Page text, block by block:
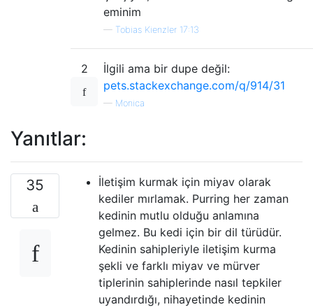
eminim
— Tobias Kienzler 17:13
2
İlgili ama bir dupe değil:
pets.stackexchange.com/q/914/31
— Monica
Yanıtlar:
35
İletişim kurmak için miyav olarak
kediler mırlamak. Purring her zaman
kedinin mutlu olduğu anlamına
gelmez. Bu kedi için bir dil türüdür.
Kedinin sahipleriyle iletişim kurma
şekli ve farklı miyav ve mürver
tiplerinin sahiplerinde nasıl tepkiler
uyandırdığı, nihayetinde kedinin